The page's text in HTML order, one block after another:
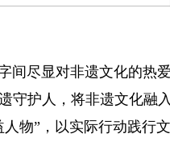
尽显对非遗文化的热
守护人，将非遗文化融
物”，以实际行动践行